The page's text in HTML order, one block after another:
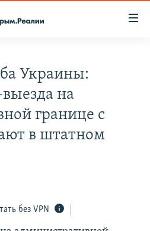
КРЫМА
Украины:
на
границе с
в штатном
без VPN